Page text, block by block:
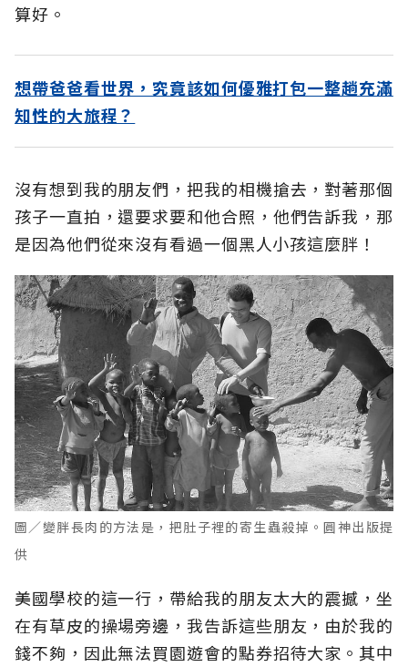
算好。
想帶爸爸看世界，究竟該如何優雅打包一整趟充滿
知性的大旅程？
沒有想到我的朋友們，把我的相機搶去，對著那個
孩子一直拍，還要求要和他合照，他們告訴我，那
是因為他們從來沒有看過一個黑人小孩這麼胖！
圖／變胖長肉的方法是，把肚子裡的寄生蟲殺掉。圓神出版提
供
美國學校的這一行，帶給我的朋友太大的震撼，坐
在有草皮的操場旁邊，我告訴這些朋友，由於我的
錢不夠，因此無法買園遊會的點券招待大家。其中